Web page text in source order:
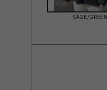
SAGE/GREEN